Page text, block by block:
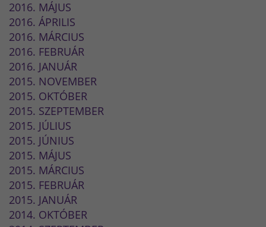
2016. MÁJUS
2016. ÁPRILIS
2016. MÁRCIUS
2016. FEBRUÁR
2016. JANUÁR
2015. NOVEMBER
2015. OKTÓBER
2015. SZEPTEMBER
2015. JÚLIUS
2015. JÚNIUS
2015. MÁJUS
2015. MÁRCIUS
2015. FEBRUÁR
2015. JANUÁR
2014. OKTÓBER